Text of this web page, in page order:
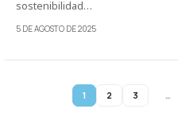
sostenibilidad…
5 DE AGOSTO DE 2025
1 2 3 …